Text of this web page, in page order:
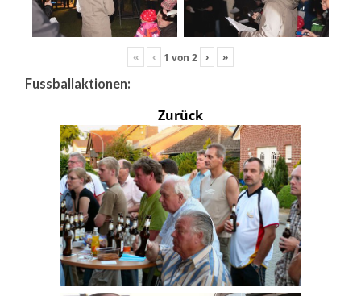
« ‹ 1 von 2 › »
Fussballaktionen:
Zurück